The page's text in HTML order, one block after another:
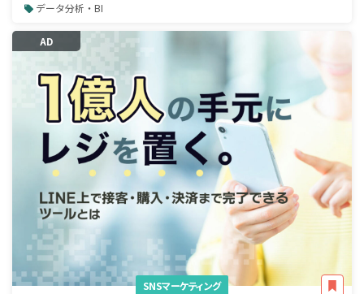
データ分析・BI
AD
SNSマーケティング